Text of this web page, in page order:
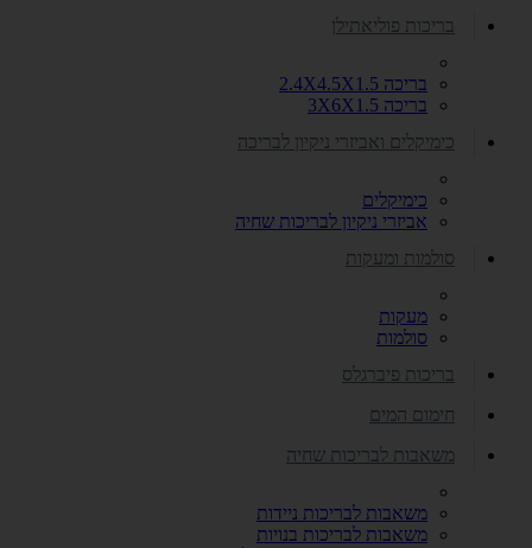
בריכות פוליאתילן
בריכה 2.4X4.5X1.5
בריכה 3X6X1.5
כימיקלים ואביזרי ניקיון לבריכה
כימיקלים
אביזרי ניקיון לבריכות שחיה
סולמות ומעקות
מעקות
סולמות
בריכות פיברגלס
חימום המים
משאבות לבריכות שחיה
משאבות לבריכות ניידות
משאבות לבריכות בנויות